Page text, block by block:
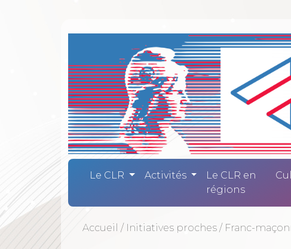
Comité
Le CLR Activités
Le CLR en
régions
Accueil / Initiatives proches / Franc-